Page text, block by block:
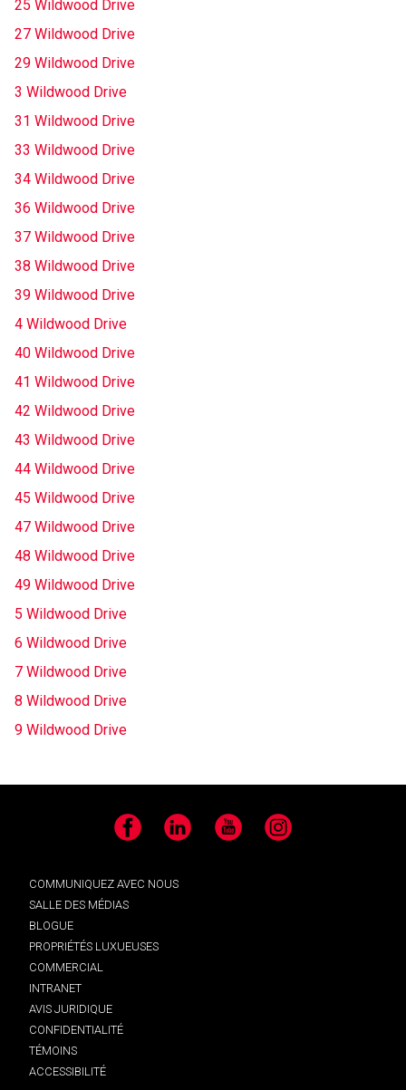
25 Wildwood Drive
27 Wildwood Drive
29 Wildwood Drive
3 Wildwood Drive
31 Wildwood Drive
33 Wildwood Drive
34 Wildwood Drive
36 Wildwood Drive
37 Wildwood Drive
38 Wildwood Drive
39 Wildwood Drive
4 Wildwood Drive
40 Wildwood Drive
41 Wildwood Drive
42 Wildwood Drive
43 Wildwood Drive
44 Wildwood Drive
45 Wildwood Drive
47 Wildwood Drive
48 Wildwood Drive
49 Wildwood Drive
5 Wildwood Drive
6 Wildwood Drive
7 Wildwood Drive
8 Wildwood Drive
9 Wildwood Drive
Facebook LinkedIn YouTube Instagram
COMMUNIQUEZ AVEC NOUS
SALLE DES MÉDIAS
BLOGUE
PROPRIÉTÉS LUXUEUSES
COMMERCIAL
INTRANET
AVIS JURIDIQUE
CONFIDENTIALITÉ
TÉMOINS
ACCESSIBILITÉ